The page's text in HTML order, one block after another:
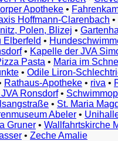
Apotheke •
Hoffmann-Clarenbach •
Polen, Blizej •
Elberfeld •
• Kapelle der JVA
Pasta • Maria im
• Odile Liron-
Rathaus-Apotheke • riva •
Ronsdorf•
• St. Maria
Abeler •
Gruner • Wallfahrtskirche
• Zeche Amalie